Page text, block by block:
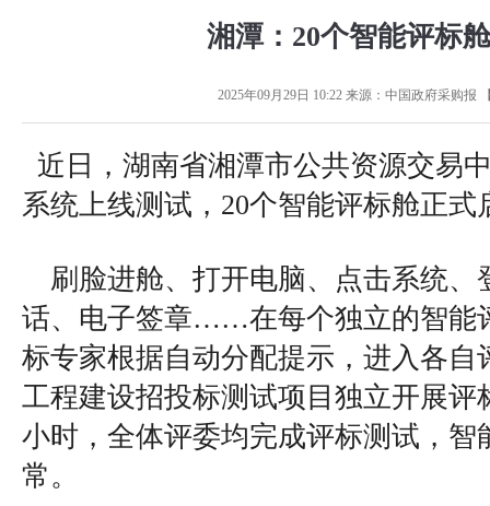
湘潭：20个智能评标
2025年09月29日 10:22来源： 中国政府采购报
近日，湖南省湘潭市公共资源交易
系统上线测试，20个智能评标舱正式
刷脸进舱、打开电脑、点击系统、
话、电子签章……在每个独立的智能
标专家根据自动分配提示，进入各自
工程建设招投标测试项目独立开展评
小时，全体评委均完成评标测试，智
常。